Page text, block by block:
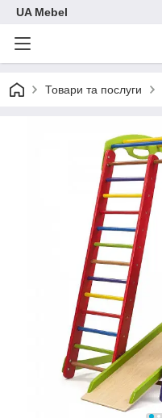
UA Mebel
Товари та послуги